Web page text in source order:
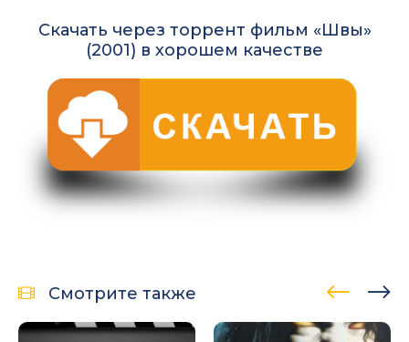
Скачать через торрент фильм «Швы»
(2001) в хорошем качестве
Смотрите также